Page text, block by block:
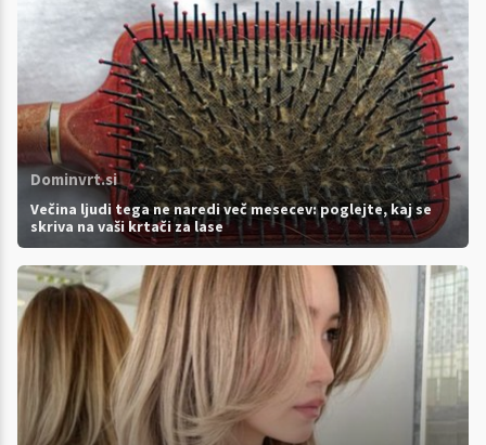
Dominvrt.si
Večina ljudi tega ne naredi več mesecev: poglejte, kaj se
skriva na vaši krtači za lase